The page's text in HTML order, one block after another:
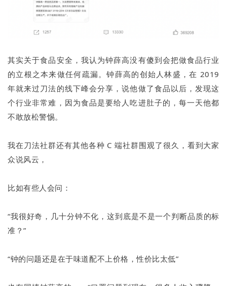
其实关于食品安全，我认为钟薛高没有傻到会把做食品行业
的立根之本来做任何疏漏。钟薛高的创始人林盛，在 2019
年就来过刀法的线下峰会分享，说他做了食品以后，发现这
个行业非常难，因为食品是要给人吃进肚子的，每一天他都
不敢放松警惕。
我在刀法社群还有其他各种 C 端社群围观了很久，看到大家
众说风云，
比如有些人会问：
“我很好奇，几十分钟不化，这到底是不是一个判断品质的标
准？”
“钟的问题还是在于味道配不上价格，性价比太低”